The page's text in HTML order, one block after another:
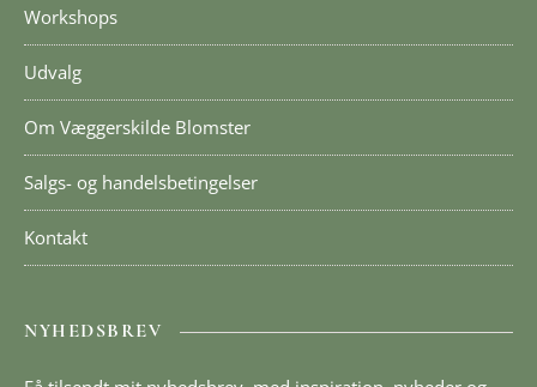
Workshops
Udvalg
Om Væggerskilde Blomster
Salgs- og handelsbetingelser
Kontakt
NYHEDSBREV